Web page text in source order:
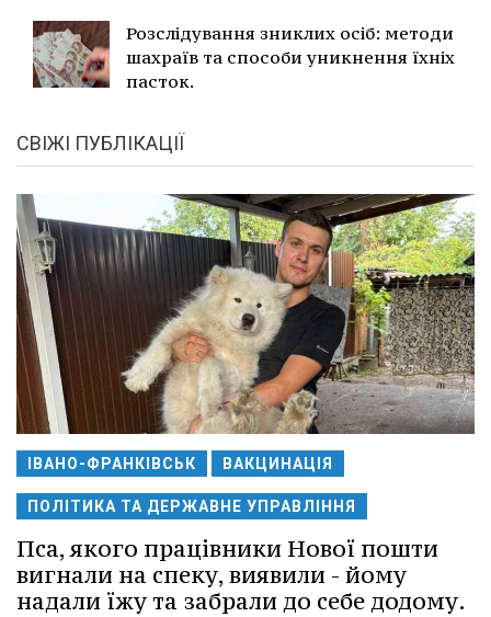
Розслідування зниклих осіб: методи
шахраїв та способи уникнення їхніх
пасток.
СВІЖІ ПУБЛІКАЦІЇ
ІВАНО-ФРАНКІВСЬК ВАКЦИНАЦІЯ
ПОЛІТИКА ТА ДЕРЖАВНЕ УПРАВЛІННЯ
Пса, якого працівники Нової пошти
вигнали на спеку, виявили - йому
надали їжу та забрали до себе додому.